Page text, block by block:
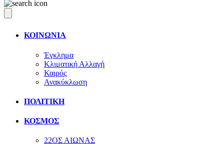
ΚΟΙΝΩΝΙΑ
Έγκλημα
Κλιματική Αλλαγή
Καιρός
Ανακύκλωση
ΠΟΛΙΤΙΚΗ
ΚΟΣΜΟΣ
22ΟΣ ΑΙΩΝΑΣ